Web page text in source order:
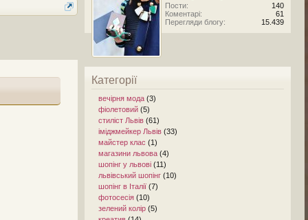
Пости:
140
Коментарі:
61
Перегляди блогу:
15.439
Категорії
вечірня мода (3)
фіолетовий (5)
стиліст Львів (61)
іміджмейкер Львів (33)
майстер клас (1)
магазини львова (4)
шопінг у львові (11)
львівський шопінг (10)
шопінг в Італії (7)
фотосесія (10)
зелений колір (5)